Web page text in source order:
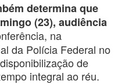
determina que
(23), audiência
na
da Polícia Federal no
de
integral ao réu.